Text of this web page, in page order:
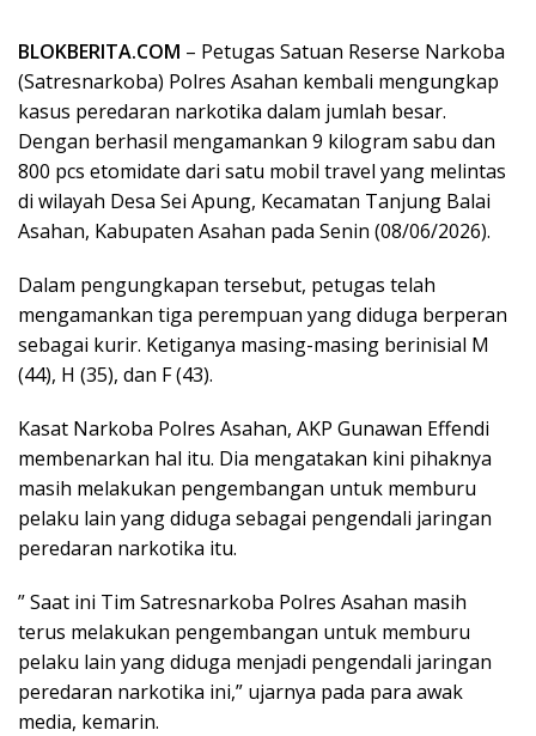
BLOKBERITA.COM – Petugas Satuan Reserse Narkoba
(Satresnarkoba) Polres Asahan kembali mengungkap
kasus peredaran narkotika dalam jumlah besar.
Dengan berhasil mengamankan 9 kilogram sabu dan
800 pcs etomidate dari satu mobil travel yang melintas
di wilayah Desa Sei Apung, Kecamatan Tanjung Balai
Asahan, Kabupaten Asahan pada Senin (08/06/2026).
Dalam pengungkapan tersebut, petugas telah
mengamankan tiga perempuan yang diduga berperan
sebagai kurir. Ketiganya masing-masing berinisial M
(44), H (35), dan F (43).
Kasat Narkoba Polres Asahan, AKP Gunawan Effendi
membenarkan hal itu. Dia mengatakan kini pihaknya
masih melakukan pengembangan untuk memburu
pelaku lain yang diduga sebagai pengendali jaringan
peredaran narkotika itu.
” Saat ini Tim Satresnarkoba Polres Asahan masih
terus melakukan pengembangan untuk memburu
pelaku lain yang diduga menjadi pengendali jaringan
peredaran narkotika ini,” ujarnya pada para awak
media, kemarin.